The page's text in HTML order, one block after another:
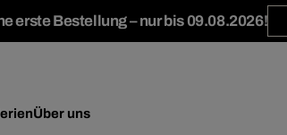
erste Bestellung – nur bis 09.08.2026!
Über uns